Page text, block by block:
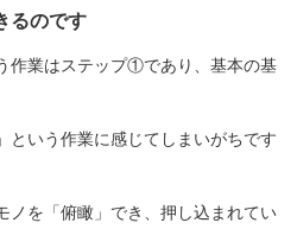
るのです
作業はステップ①であり、基本の基
という作業に感じてしまいがちです
ノを「俯瞰」でき、押し込まれてい